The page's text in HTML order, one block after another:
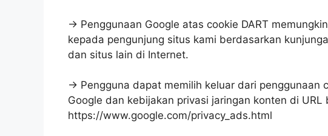
→ Penggunaan Google atas cookie DART
kepada pengunjung situs kami berdasarkan
dan situs lain di Internet.
→ Pengguna dapat memilih keluar dari penggunaan
Google dan kebijakan privasi jaringan konten di URL
https://www.google.com/privacy_ads.html